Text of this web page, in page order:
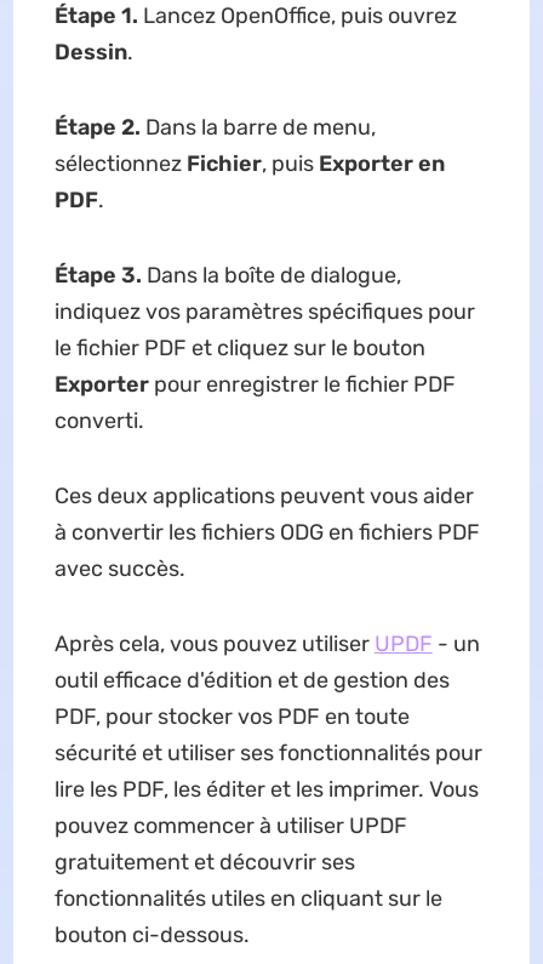
Étape 1. Lancez OpenOffice, puis ouvrez
Dessin.
Étape 2. Dans la barre de menu,
sélectionnez Fichier, puisExporter en
PDF.
Étape 3. Dans la boîte de dialogue,
indiquez vos paramètres spécifiques pour
le fichier PDF et cliquez sur le bouton
Exporter pour enregistrer le fichier PDF
converti.
Ces deux applications peuvent vous aider
à convertir les fichiers ODG en fichiers PDF
avec succès.
Après cela, vous pouvez utiliser UPDF - un
outil efficace d'édition et de gestion des
PDF, pour stocker vos PDF en toute
sécurité et utiliser ses fonctionnalités pour
lire les PDF, les éditer et les imprimer. Vous
pouvez commencer à utiliser UPDF
gratuitement et découvrir ses
fonctionnalités utiles en cliquant sur le
bouton ci-dessous.